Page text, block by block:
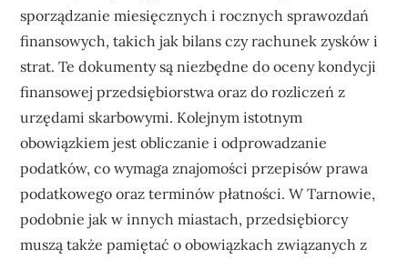
sporządzanie miesięcznych i rocznych sprawozdań
finansowych, takich jak bilans czy rachunek zysków i
strat. Te dokumenty są niezbędne do oceny kondycji
finansowej przedsiębiorstwa oraz do rozliczeń z
urzędami skarbowymi. Kolejnym istotnym
obowiązkiem jest obliczanie i odprowadzanie
podatków, co wymaga znajomości przepisów prawa
podatkowego oraz terminów płatności. W Tarnowie,
podobnie jak w innych miastach, przedsiębiorcy
muszą także pamiętać o obowiązkach związanych z